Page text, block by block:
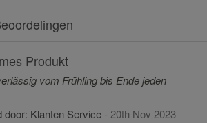
Produkt
vom Frühling bis Ende jeden
door: Klanten Service- 20th Nov 2023